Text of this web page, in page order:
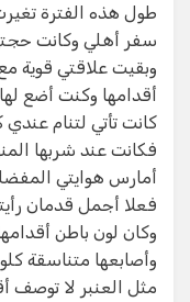
طول هذه الفترة
سفر أهلي وكانت
وبقيت علاقتي قوية
أقدامها وكنت أضع
كانت تأتي لتنام عندي
فكانت عند شربها
أمارس هوايتي
وكان لون باطن
وأصابعها متناسقة
مثل العنبر لا توصف